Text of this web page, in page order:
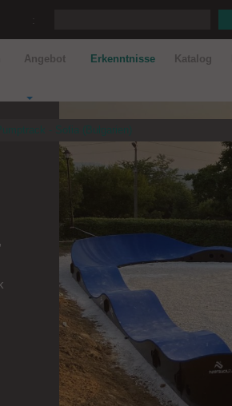
Angebot Erkenntnisse Katalog
- Sofia (Bułgarien)